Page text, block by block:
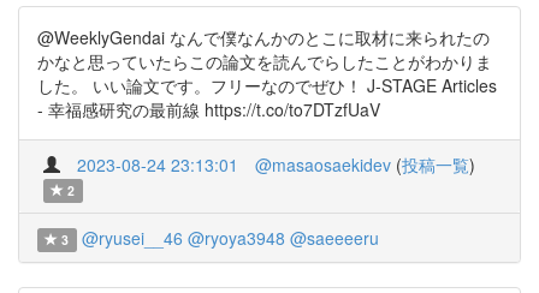
@WeeklyGendai なんで僕なんかのとこに取材に来られたの
かなと思っていたらこの論文を読んでらしたことがわかりま
した。 いい論文です。フリーなのでぜひ！ J-STAGE Articles
- 幸福感研究の最前線 https://t.co/to7DTzfUaV
2023-08-24 23:13:01 @masaosaekidev (投稿一覧)
2
3 @ryusei__46 @ryoya3948 @saeeeeru